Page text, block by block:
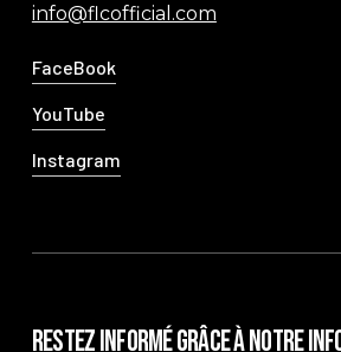
info@flcofficial.com
FaceBook
YouTube
Instagram
Restez informé grâce à notre